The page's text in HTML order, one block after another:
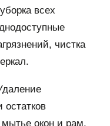
всех
чистка
остатков
окон и рам,